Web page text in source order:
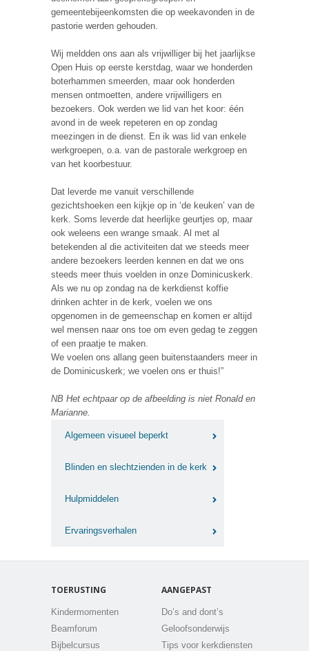
gemeentebijeenkomsten die op weekavonden in de
pastorie werden gehouden.
Wij meldden ons aan als vrijwilliger bij het jaarlijkse
Open Huis op eerste kerstdag, waar we honderden
boterhammen smeerden, maar ook honderden
mensen ontmoetten, andere vrijwilligers en
bezoekers. Ook werden we lid van het koor: één
avond in de week repeteren en op zondag
meezingen in de dienst. En ik was lid van enkele
werkgroepen, o.a. van de pastorale werkgroep en
van het koorbestuur.
Dat leverde me vanuit verschillende
gezichtshoeken een kijkje op in ‘de keuken’ van de
kerk. Soms leverde dat heerlijke geurtjes op, maar
ook weleens een wrange smaak. Al met al
betekenden al die activiteiten dat we steeds meer
andere bezoekers leerden kennen en dat we ons
steeds meer thuis voelden in onze Dominicuskerk.
Als we nu op zondag na de kerkdienst koffie
drinken achter in de kerk, voelen we ons
opgenomen in de gemeenschap en komen er altijd
wel mensen naar ons toe om even gedag te zeggen
of een praatje te maken.
We voelen ons allang geen buitenstaanders meer in
de Dominicuskerk; we voelen ons er thuis!”
NB Het echtpaar op de afbeelding is niet Ronald en
Marianne.
Algemeen visueel beperkt
Blinden en slechtzienden in de kerk
Hulpmiddelen
Ervaringsverhalen
TOERUSTING
Kindermomenten
Beamforum
Bijbelcursus
AANGEPAST
Do’s and dont’s
Geloofsonderwijs
Tips voor kerkdiensten